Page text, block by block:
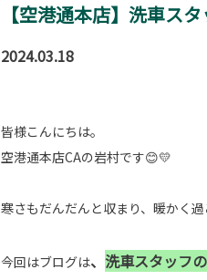
【空港通本店】洗車ス
2024.03.18
皆様こんにちは。
空港通本店CAの岩村です😊💛
寒さもだんだんと収まり、暖かく
今回はブログは、 洗車スタッフ